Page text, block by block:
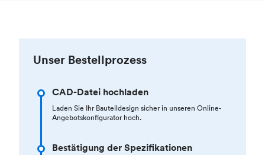
Unser Bestellprozess
CAD-Datei hochladen
Laden Sie Ihr Bauteildesign sicher in unseren Online-
Angebotskonfigurator hoch.
Bestätigung der Spezifikationen